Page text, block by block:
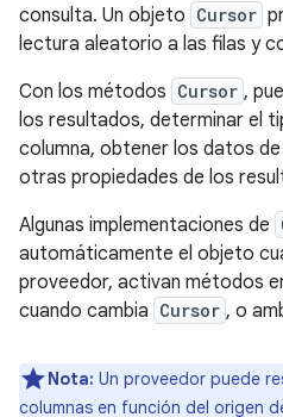
consulta. Un objeto Cursor
lectura aleatorio a las filas y
Con los métodos Cursor ,
los resultados, determinar el
columna, obtener los datos
otras propiedades de los
Algunas implementaciones de
automáticamente el objeto
proveedor, activan métodos
cuando cambia Cursor , o
Nota: Un proveedor puede
columnas en función del origen